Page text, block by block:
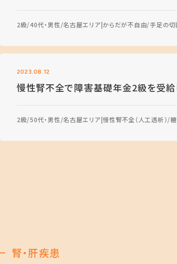
2級 40代・男性 名古屋エリア からだが不自由 手足の切
2023.08.12
慢性腎不全で障害基礎年金2級を受給
2級 50代・男性 名古屋エリア 慢性腎不全（人工透析）
腎・肝疾患